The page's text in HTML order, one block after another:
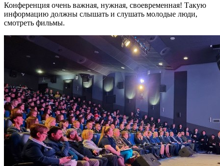
Конференция очень важная, нужная, своевременная! Такую
информацию должны слышать и слушать молодые люди,
смотреть фильмы.